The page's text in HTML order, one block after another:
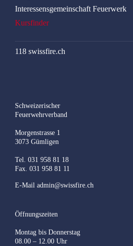
Interessensgemeinschaft Feuerwerk
Kursfinder
118 swissfire.ch
Schweizerischer
Feuerwehrverband
Morgenstrasse 1
3073 Gümligen
Tel. 031 958 81 18
Fax. 031 958 81 11
E-Mail admin@swissfire.ch
Öffnungszeiten
Montag bis Donnerstag
08.00 – 12.00 Uhr